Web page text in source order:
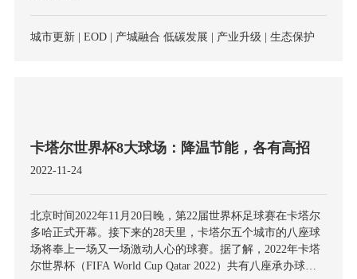
城市更新 | EOD | 产城融合 低碳发展 | 产业升级 | 生态保护
卡塔尔世界杯8大球场：降温节能，各有高招
2022-11-24
北京时间2022年11月20日晚，第22届世界杯足球赛在卡塔尔
多哈正式开幕。接下来的28天里，卡塔尔五个城市的八座球
场将奉上一场又一场激动人心的球赛。据了解，2022年卡塔
尔世界杯（FIFA World Cup Qatar 2022）共有八座承办球